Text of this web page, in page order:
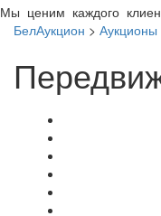
Мы ценим каждого
БелАукцион > Аукционы